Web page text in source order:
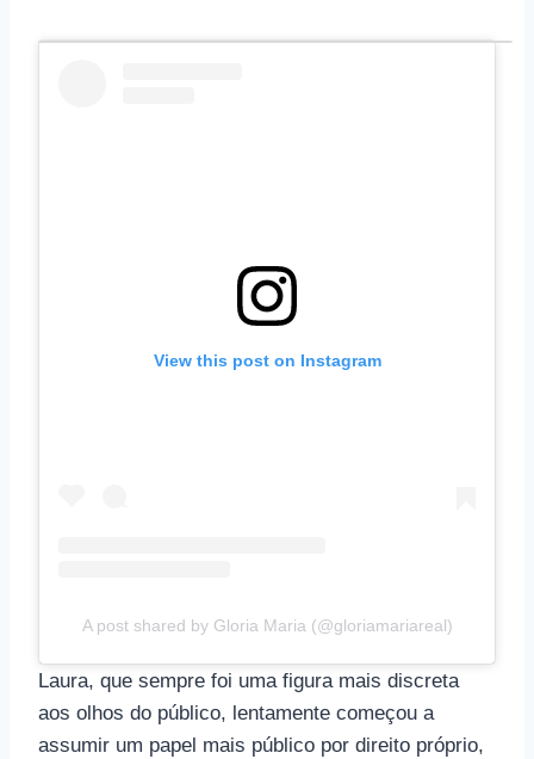
View this post on Instagram
A post shared by Gloria Maria (@gloriamariareal)
Laura, que sempre foi uma figura mais discreta
aos olhos do público, lentamente começou a
assumir um papel mais público por direito próprio,